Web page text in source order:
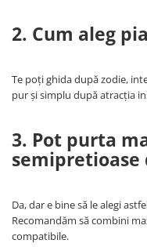
2. Cum aleg
Te poți ghida după zodie,
pur și simplu după atracția
3. Pot purta
semipretioase
Da, dar e bine să le alegi
Recomandăm să combini
compatibile.